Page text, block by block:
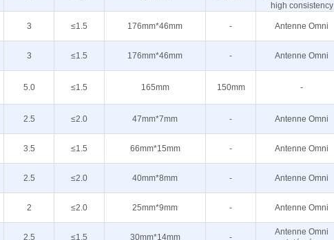
high consistency
3 ≤1.5 176mm*46mm - Antenne Omni
3 ≤1.5 176mm*46mm - Antenne Omni
5.0 ≤1.5 165mm 150mm -
2.5 ≤2.0 47mm*7mm - Antenne Omni
3.5 ≤1.5 66mm*15mm - Antenne Omni
2.5 ≤2.0 40mm*8mm - Antenne Omni
2 ≤2.0 25mm*9mm - Antenne Omni
2.5 ≤1.5 30mm*14mm -
Antenne Omni